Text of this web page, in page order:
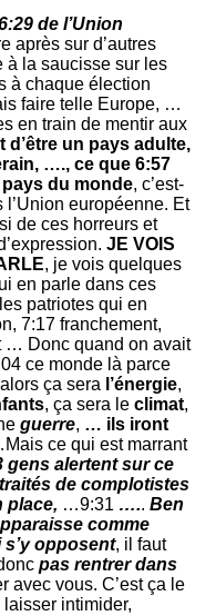
de l’Union
après sur d’autres
à la saucisse sur les
à chaque élection
faire telle Europe, …
en train de mentir aux
d’être un pays adulte,
…., ce que 6:57
pays du monde, c’est-
européenne. Et
de ces horreurs et
JE VOIS
, je vois quelques
en parle dans ces
patriotes qui en
7:17 franchement,
… Donc quand on avait
ce monde là parce
ça sera l’énergie,
, ça sera leclimat,
guerre, … ils iront
ce qui est marrant
gens alertent sur ce
de complotistes
place, …9:31 …..Ben
comme
opposent, il faut
pas rentrer dans
vous. C’est ça le
laisser intimider,